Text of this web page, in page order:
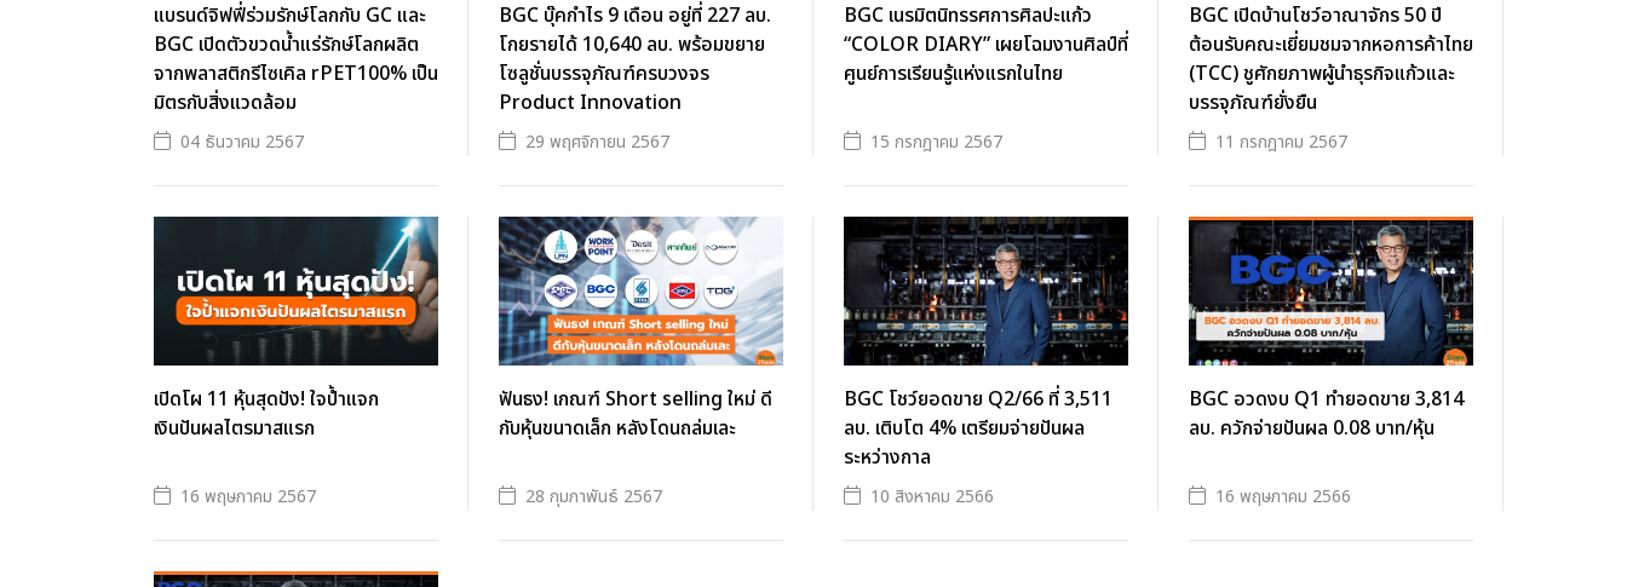
แบรนด์จิฟฟี่ร่วมรักษ์โลกกับ GC และ
BGC เปิดตัวขวดน้ำแร่รักษ์โลกผลิต
จากพลาสติกรีไซเคิล rPET100% เป็น
มิตรกับสิ่งแวดล้อม
04 ธันวาคม 2567
BGC บุ๊คกำไร 9 เดือน อยู่ที่ 227 ลบ.
โกยรายได้ 10,640 ลบ. พร้อมขยาย
โซลูชั่นบรรจุภัณฑ์ครบวงจร
Product Innovation
29 พฤศจิกายน 2567
BGC เนรมิตนิทรรศการศิลปะแก้ว
“COLOR DIARY” เผยโฉมงานศิลป์ที่
ศูนย์การเรียนรู้แห่งแรกในไทย
15 กรกฎาคม 2567
BGC เปิดบ้านโชว์อาณาจักร 50 ปี
ต้อนรับคณะเยี่ยมชมจากหอการค้าไทย
(TCC) ชูศักยภาพผู้นำธุรกิจแก้วและ
บรรจุภัณฑ์ยั่งยืน
11 กรกฎาคม 2567
เปิดโผ 11 หุ้นสุดปัง! ใจป้ำแจก
เงินปันผลไตรมาสแรก
16 พฤษภาคม 2567
ฟันธง! เกณฑ์ Short selling ใหม่ ดี
กับหุ้นขนาดเล็ก หลังโดนถล่มเละ
28 กุมภาพันธ์ 2567
BGC โชว์ยอดขาย Q2/66 ที่ 3,511
ลบ. เติบโต 4% เตรียมจ่ายปันผล
ระหว่างกาล
10 สิงหาคม 2566
BGC อวดงบ Q1 ทำยอดขาย 3,814
ลบ. ควักจ่ายปันผล 0.08 บาท/หุ้น
16 พฤษภาคม 2566